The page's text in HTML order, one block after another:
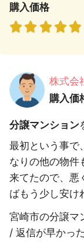
購入価格
株式会
購入価
分譲マンション
最初という事で
なりの他の物件
来てたので、悪
ばもう少し安け
宮崎市の分譲
/ 返信が早かっ